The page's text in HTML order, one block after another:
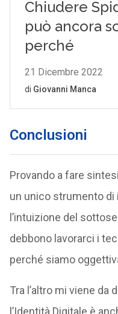
Conclusioni
Provando a fare
un unico strumento di
l’intuizione del
debbono lavorarci i
perché siamo
Tra l’altro mi viene da
l’Identità Digitale è